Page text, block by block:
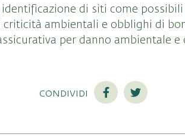
di siti come
ambientali e obblighi di
per danno ambientale
condividi